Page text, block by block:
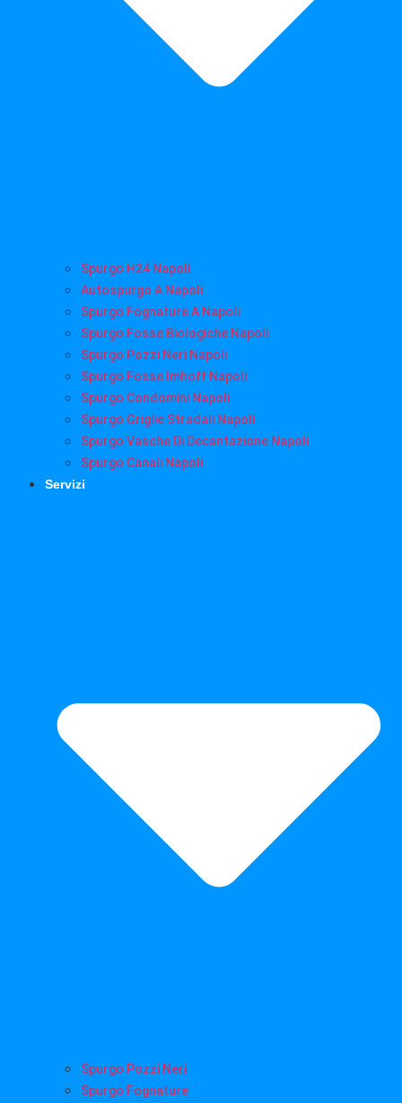
Spurgo H24 Napoli
Autospurgo A Napoli
Spurgo Fognature A Napoli
Spurgo Fosse Biologiche Napoli
Spurgo Pozzi Neri Napoli
Spurgo Fosse Imhoff Napoli
Spurgo Condomini Napoli
Spurgo Griglie Stradali Napoli
Spurgo Vasche Di Decantazione Napoli
Spurgo Canali Napoli
Servizi
Spurgo Pozzi Neri
Spurgo Fognature